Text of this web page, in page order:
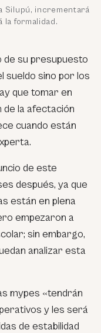
Silupú, incrementará
la formalidad.
de su presupuesto
sueldo sino por los
que tomar en
de la afectación
cuando están
de este
después, ya que
están en plena
empezaron a
sin embargo,
analizar esta
mypes «tendrán
y les será
de estabilidad